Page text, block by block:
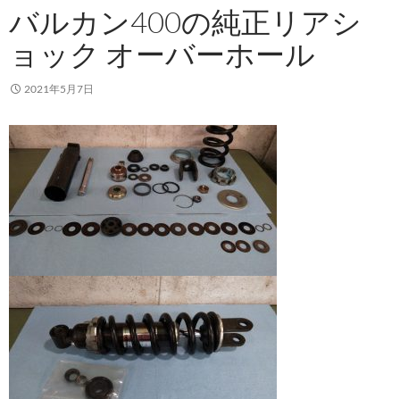
バルカン400の純正リアシ
ョック オーバーホール
2021年5月7日